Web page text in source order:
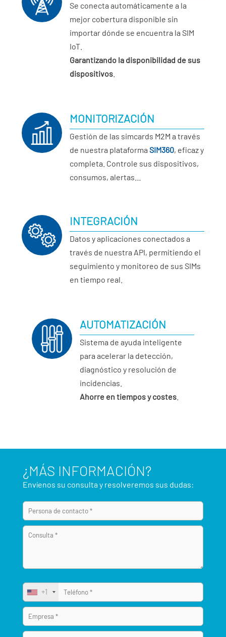
Se conecta automáticamente a la
mejor cobertura disponible sin
importar dónde se encuentra la SIM
IoT.
Garantizando la disponibilidad de sus
dispositivos
MONITORIZACIÓN
Gestión de las simcards M2M a través
de nuestra plataforma SIM360, eficaz y
completa. Controle sus dispositivos,
consumos, alertas…
INTEGRACIÓN
Datos y aplicaciones conectados a
través de nuestra API, permitiendo el
seguimiento y monitoreo de sus SIMs
en tiempo real.
AUTOMATIZACIÓN
Sistema de ayuda inteligente
para acelerar la detección,
diagnóstico y resolución de
incidencias.
Ahorre en tiempos y costes.
¿MÁS INFORMACIÓN?
Envíenos su consulta y resolveremos sus dudas:
+1